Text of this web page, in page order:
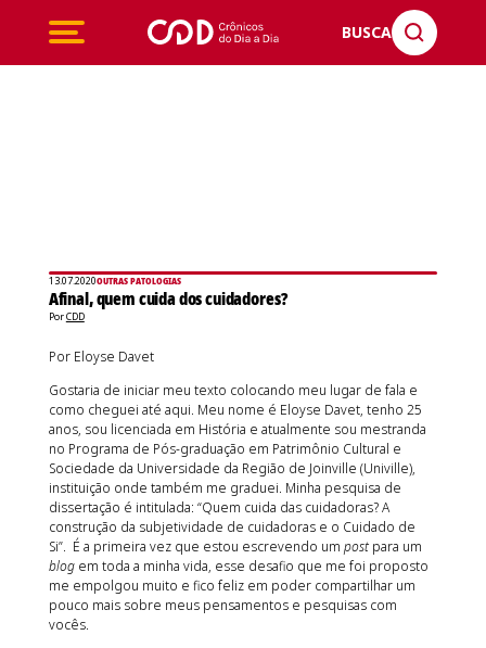
BUSCA
13.07.2020OUTRAS PATOLOGIAS
Afinal, quem cuida dos cuidadores?
PorCDD
Por Eloyse Davet
Gostaria de iniciar meu texto colocando meu lugar de fala e
como cheguei até aqui. Meu nome é Eloyse Davet, tenho 25
anos, sou licenciada em História e atualmente sou mestranda
no Programa de Pós-graduação em Patrimônio Cultural e
Sociedade da Universidade da Região de Joinville (Univille),
instituição onde também me graduei. Minha pesquisa de
dissertação é intitulada: “Quem cuida das cuidadoras? A
construção da subjetividade de cuidadoras e o Cuidado de
Si”. É a primeira vez que estou escrevendo um postpara um
blogem toda a minha vida, esse desafio que me foi proposto
me empolgou muito e fico feliz em poder compartilhar um
pouco mais sobre meus pensamentos e pesquisas com
vocês.